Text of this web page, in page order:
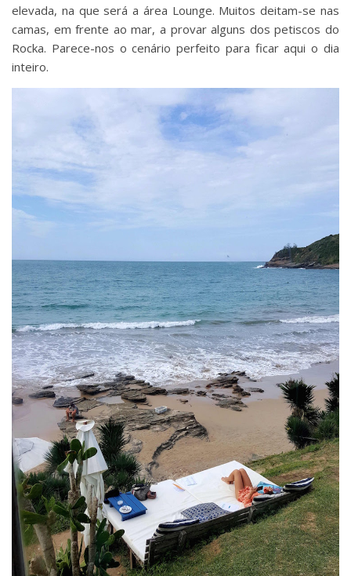
elevada, na que será a área Lounge. Muitos deitam-se nas
camas, em frente ao mar, a provar alguns dos petiscos do
Rocka. Parece-nos o cenário perfeito para ficar aqui o dia
inteiro.